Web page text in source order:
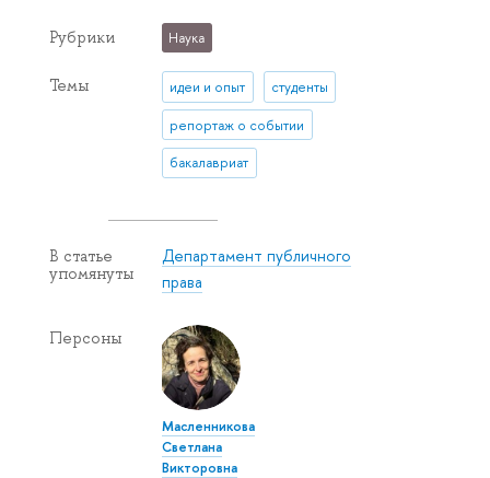
Рубрики Наука
Темы идеи и опыт студенты
репортаж о событии
бакалавриат
В статье
упомянуты
Департамент публичного
права
Персоны
Масленникова
Светлана
Викторовна